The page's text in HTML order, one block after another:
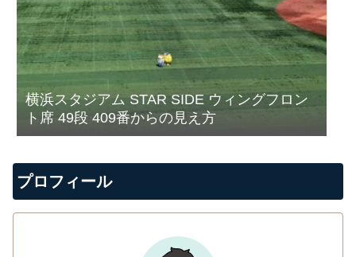
横浜スタジアム STAR SIDE ウィングフロン
ト席 49段 409番からの見え方
プロフィール